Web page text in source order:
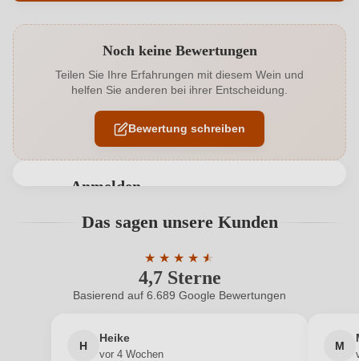
Alkoholgehalt in % 16,5 %
Allergene Enthält Sulfite
Cuvée-
Rebsorten
Corvina, Rondinella, Molinara, Oseleta,
Corvinone, Croatina
Geographische Angabe
Geschmack Trocken
Società Agricola Corte Figaretto di Bustaggi A. e M.
0,75 L
Noch keine Bewertungen
Teilen Sie Ihre Erfahrungen mit diesem Wein und
helfen Sie anderen bei ihrer Entscheidung.
Bewertung schreiben
Anmelden
Benutzern abgegeben werden. Bitte loggen Sie sich
Neuer Kunde? Neuer Kunde?
Ihre E-Mail-Adresse
Das sagen unsere Kunden
4,7 Sterne
★ ★ ★ ★ ★
★
Durchschnittliche Bewertung von 4.7
Basierend auf 6.689 Google Bewertungen
H
Heike
vor 4 Wochen
M